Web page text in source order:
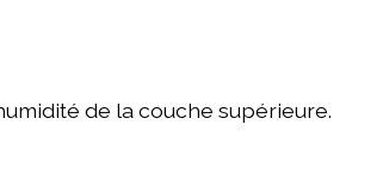
de la couche supérieure.